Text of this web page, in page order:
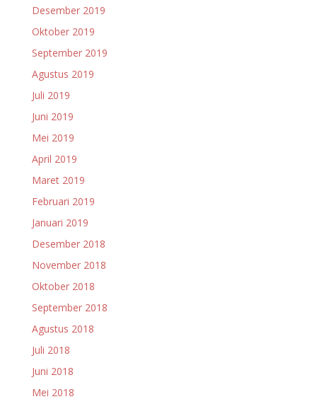
Desember 2019
Oktober 2019
September 2019
Agustus 2019
Juli 2019
Juni 2019
Mei 2019
April 2019
Maret 2019
Februari 2019
Januari 2019
Desember 2018
November 2018
Oktober 2018
September 2018
Agustus 2018
Juli 2018
Juni 2018
Mei 2018